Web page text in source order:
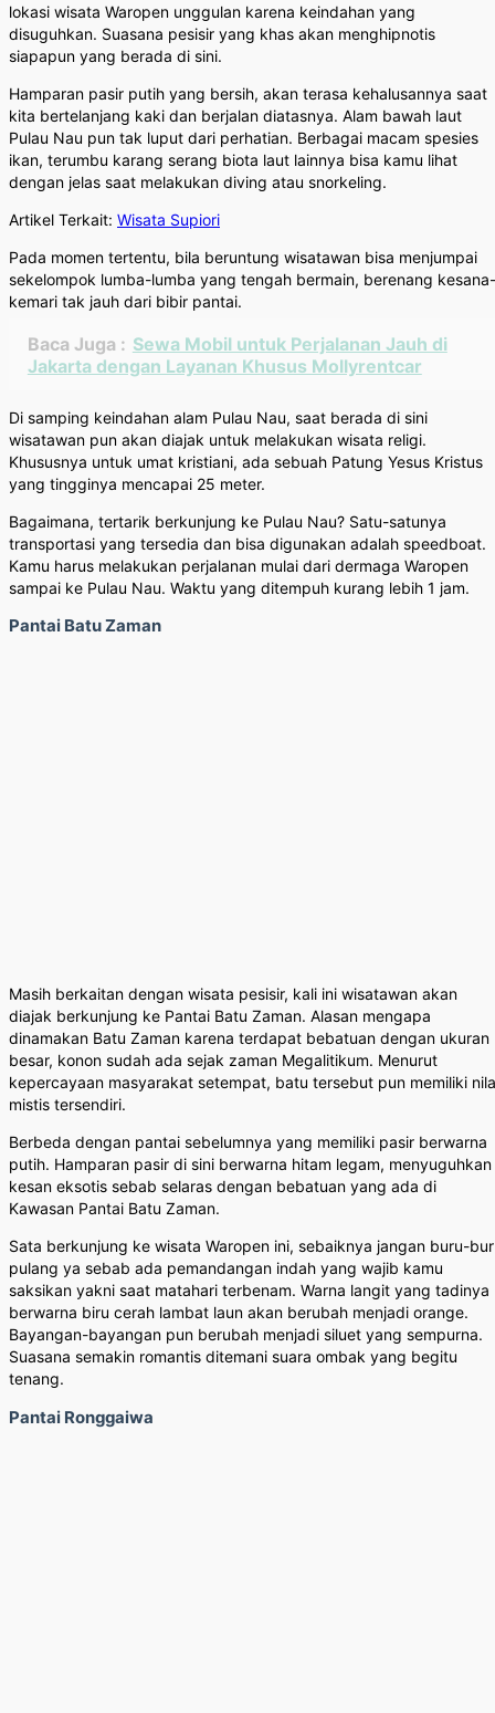
lokasi wisata Waropen unggulan karena keindahan yang
disuguhkan. Suasana pesisir yang khas akan menghipnotis
siapapun yang berada di sini.
Hamparan pasir putih yang bersih, akan terasa kehalusannya saat
kita bertelanjang kaki dan berjalan diatasnya. Alam bawah laut
Pulau Nau pun tak luput dari perhatian. Berbagai macam spesies
ikan, terumbu karang serang biota laut lainnya bisa kamu lihat
dengan jelas saat melakukan diving atau snorkeling.
Artikel Terkait: Wisata Supiori
Pada momen tertentu, bila beruntung wisatawan bisa menjumpai
sekelompok lumba-lumba yang tengah bermain, berenang kesana-
kemari tak jauh dari bibir pantai.
Baca Juga : Sewa Mobil untuk Perjalanan Jauh di
Jakarta dengan Layanan Khusus Mollyrentcar
Di samping keindahan alam Pulau Nau, saat berada di sini
wisatawan pun akan diajak untuk melakukan wisata religi.
Khususnya untuk umat kristiani, ada sebuah Patung Yesus Kristus
yang tingginya mencapai 25 meter.
Bagaimana, tertarik berkunjung ke Pulau Nau? Satu-satunya
transportasi yang tersedia dan bisa digunakan adalah speedboat.
Kamu harus melakukan perjalanan mulai dari dermaga Waropen
sampai ke Pulau Nau. Waktu yang ditempuh kurang lebih 1 jam.
Pantai Batu Zaman
Masih berkaitan dengan wisata pesisir, kali ini wisatawan akan
diajak berkunjung ke Pantai Batu Zaman. Alasan mengapa
dinamakan Batu Zaman karena terdapat bebatuan dengan ukuran
besar, konon sudah ada sejak zaman Megalitikum. Menurut
kepercayaan masyarakat setempat, batu tersebut pun memiliki
mistis tersendiri.
Berbeda dengan pantai sebelumnya yang memiliki pasir berwarna
putih. Hamparan pasir di sini berwarna hitam legam, menyuguhkan
kesan eksotis sebab selaras dengan bebatuan yang ada di
Kawasan Pantai Batu Zaman.
Sata berkunjung ke wisata Waropen ini, sebaiknya jangan buru-
pulang ya sebab ada pemandangan indah yang wajib kamu
saksikan yakni saat matahari terbenam. Warna langit yang tadinya
berwarna biru cerah lambat laun akan berubah menjadi orange.
Bayangan-bayangan pun berubah menjadi siluet yang sempurna.
Suasana semakin romantis ditemani suara ombak yang begitu
tenang.
Pantai Ronggaiwa